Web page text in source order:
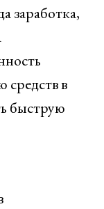
заработка,
средств в
быструю